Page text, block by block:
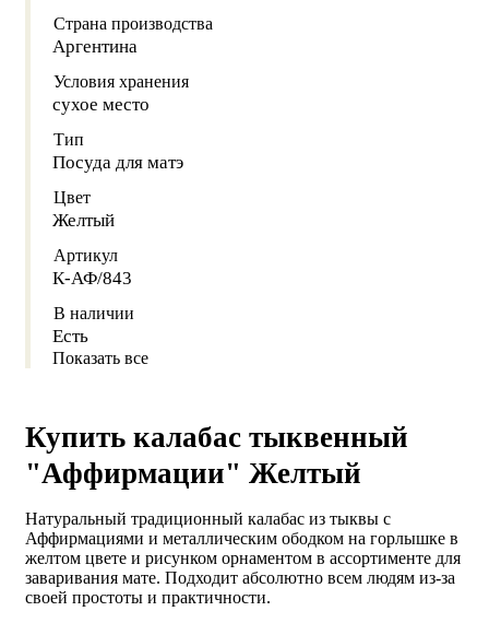
Страна производства
Аргентина
Условия хранения
сухое место
Тип
Посуда для матэ
Цвет
Желтый
Артикул
К-АФ/843
В наличии
Есть
Показать все
Купить калабас тыквенный
"Аффирмации" Желтый
Натуральный традиционный калабас из тыквы с
Аффирмациями и металлическим ободком на горлышке в
желтом цвете и рисунком орнаментом в ассортименте для
заваривания мате. Подходит абсолютно всем людям из-за
своей простоты и практичности.